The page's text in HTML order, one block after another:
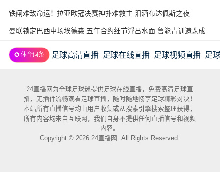
铁闸难敌命运！拉亚欧冠决赛神扑难救主 泪洒布达佩斯之夜
曼联锁定巴西中场埃德森 五年合约细节浮出水面 鲁能青训遗珠成
✪ 体育词条 足球高清直播 足球在线直播 足球视频直播 足
24直播网为全球足球迷提供足球在线直播，免费高清足球直
播，无插件流畅观看足球直播，随时随地畅享足球精彩对决！
本站所有直播信号均由用户收集或从搜索引擎搜索整理获得，
所有内容均来自互联网，我们自身不提供任何直播信号和视频
内容。
Copyright © 2026 24直播网. All Rights Reserved.